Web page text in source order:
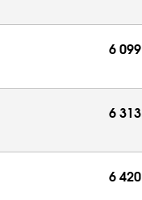
6 099
6 313
6 420